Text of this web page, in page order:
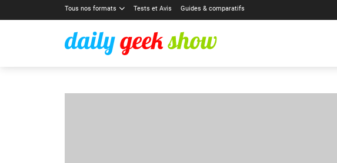
Tous nos formats Tests et Avis Guides & comparatifs